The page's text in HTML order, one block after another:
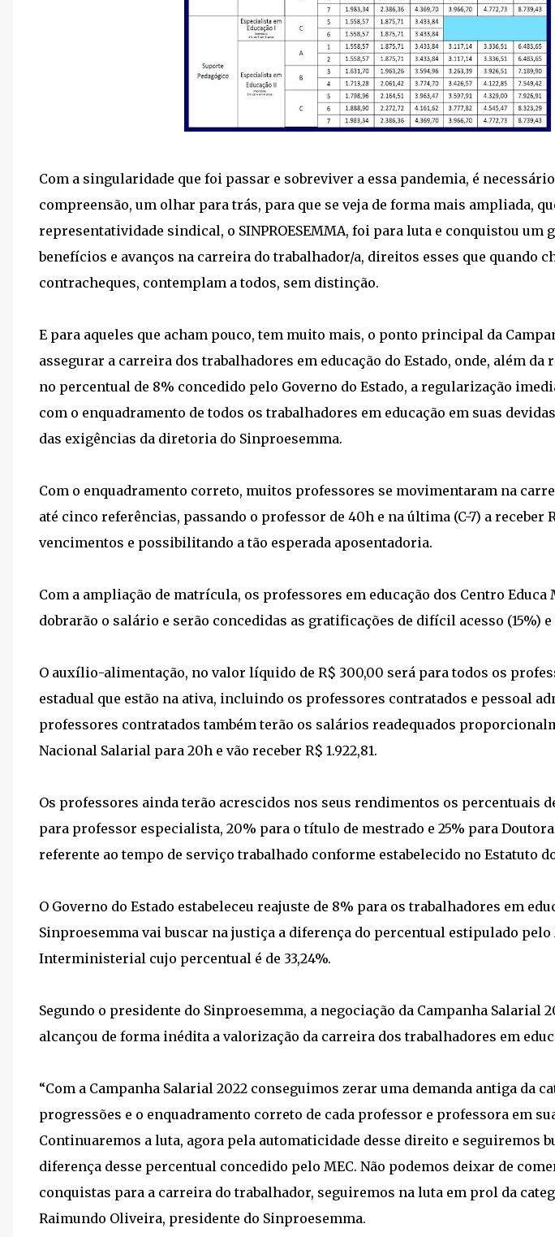
Com a singularidade que foi passar e sobreviver a essa pandemia, é
compreensão, um olhar para trás, para que se veja de forma mais ampliada,
representatividade sindical, o SINPROESEMMA, foi para luta e conquistou um
benefícios e avanços na carreira do trabalhador/a, direitos esses que quando
contracheques, contemplam a todos, sem distinção.
E para aqueles que acham pouco, tem muito mais, o ponto principal da
assegurar a carreira dos trabalhadores em educação do Estado, onde, além
no percentual de 8% concedido pelo Governo do Estado, a regularização
com o enquadramento de todos os trabalhadores em educação em suas
das exigências da diretoria do Sinproesemma.
Com o enquadramento correto, muitos professores se movimentaram na
até cinco referências, passando o professor de 40h e na última (C-7) a receber
vencimentos e possibilitando a tão esperada aposentadoria.
Com a ampliação de matrícula, os professores em educação dos Centro Educa
dobrarão o salário e serão concedidas as gratificações de difícil acesso (15%)
O auxílio-alimentação, no valor líquido de R$ 300,00 será para todos os
estadual que estão na ativa, incluindo os professores contratados e pessoal
professores contratados também terão os salários readequados
Nacional Salarial para 20h e vão receber R$ 1.922,81.
Os professores ainda terão acrescidos nos seus rendimentos os percentuais
para professor especialista, 20% para o título de mestrado e 25% para
referente ao tempo de serviço trabalhado conforme estabelecido no Estatuto
O Governo do Estado estabeleceu reajuste de 8% para os trabalhadores em
Sinproesemma vai buscar na justiça a diferença do percentual estipulado pelo
Interministerial cujo percentual é de 33,24%.
Segundo o presidente do Sinproesemma, a negociação da Campanha Salarial
alcançou de forma inédita a valorização da carreira dos trabalhadores em
“Com a Campanha Salarial 2022 conseguimos zerar uma demanda antiga da
progressões e o enquadramento correto de cada professor e professora em
Continuaremos a luta, agora pela automaticidade desse direito e seguiremos
diferença desse percentual concedido pelo MEC. Não podemos deixar de
conquistas para a carreira do trabalhador, seguiremos na luta em prol da
Raimundo Oliveira, presidente do Sinproesemma.